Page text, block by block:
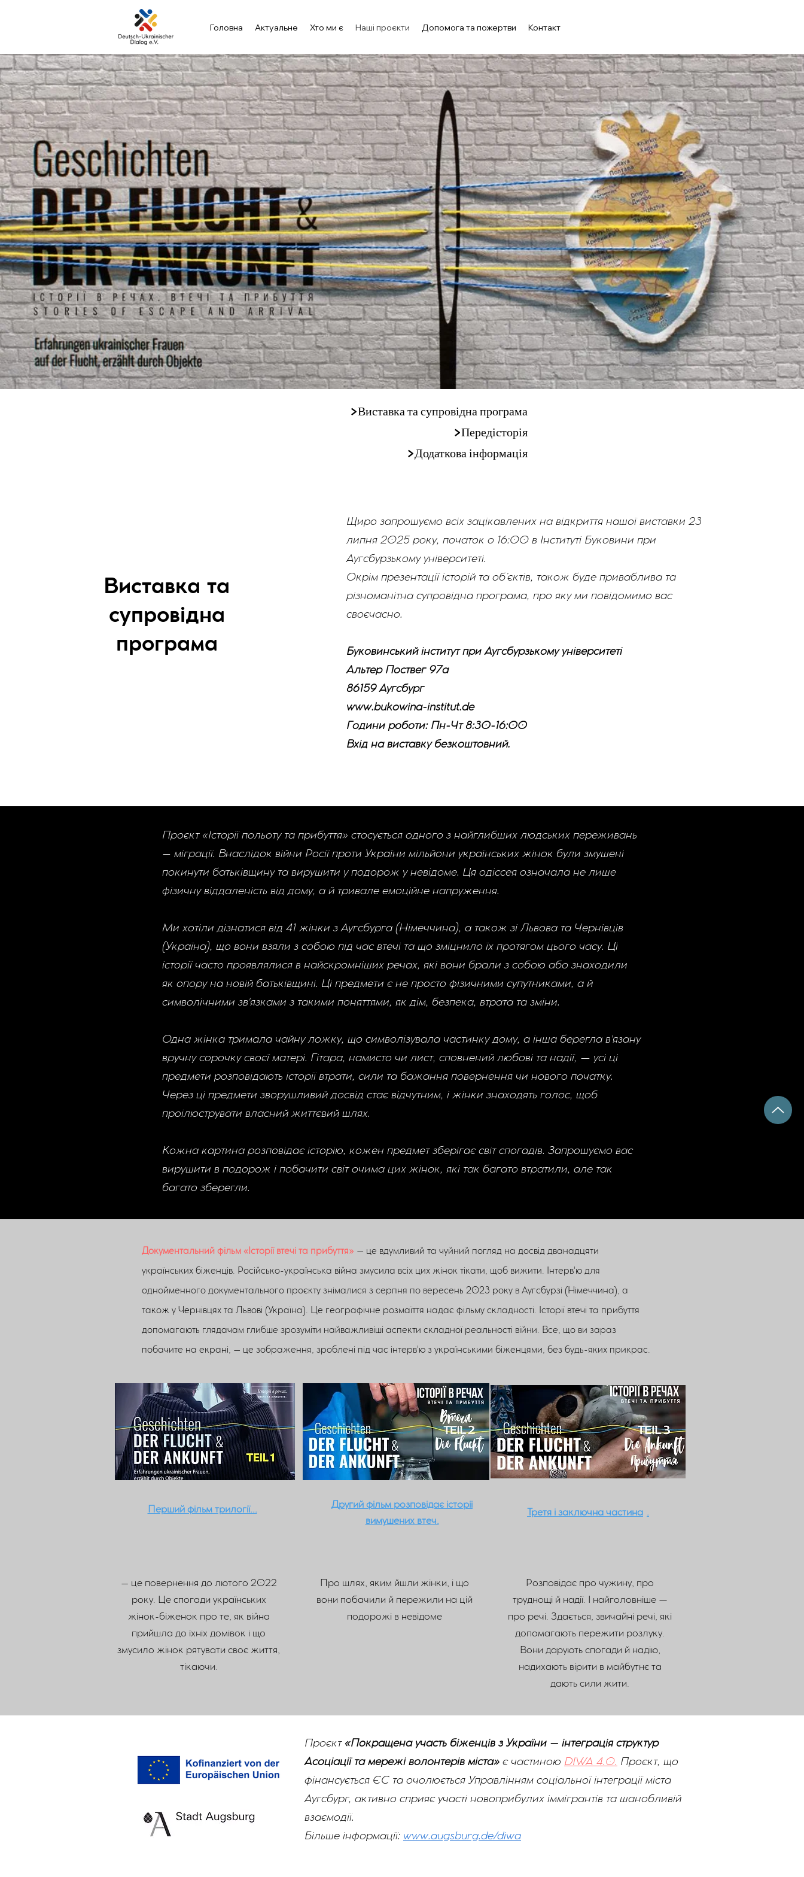
Головна Актуальне Хто ми є Наші проєкти Допомога та пожертви Контакт
>Виставка та супровідна програма
>Передісторія
>Додаткова інформація
Виставка та
супровідна
програма
Щиро запрошуємо всіх зацікавлених на відкриття нашої виставки 23
липня 2025 року, початок о 16:00 в Інституті Буковини при
Аугсбурзькому університеті.
Окрім презентації історій та об’єктів, також буде приваблива та
різноманітна супровідна програма, про яку ми повідомимо вас
своєчасно.
Буковинський інститут при Аугсбурзькому університеті
Альтер Поствег 97a
86159 Аугсбург
www.bukowina-institut.de
Години роботи: Пн-Чт 8:30-16:00
Вхід на виставку безкоштовний.
Проєкт «Історії польоту та прибуття» стосується одного з найглибших людських переживань
– міграції. Внаслідок війни Росії проти України мільйони українських жінок були змушені
покинути батьківщину та вирушити у подорож у невідоме. Ця одіссея означала не лише
фізичну віддаленість від дому, а й тривале емоційне напруження.
Ми хотіли дізнатися від 41 жінки з Аугсбурга (Німеччина), а також зі Львова та Чернівців
(Україна), що вони взяли з собою під час втечі та що зміцнило їх протягом цього часу. Ці
історії часто проявлялися в найскромніших речах, які вони брали з собою або знаходили
як опору на новій батьківщині. Ці предмети є не просто фізичними супутниками, а й
символічними зв'язками з такими поняттями, як дім, безпека, втрата та зміни.
Одна жінка тримала чайну ложку, що символізувала частинку дому, а інша берегла в'язану
вручну сорочку своєї матері. Гітара, намисто чи лист, сповнений любові та надії, — усі ці
предмети розповідають історії втрати, сили та бажання повернення чи нового початку.
Через ці предмети зворушливий досвід стає відчутним, і жінки знаходять голос, щоб
проілюструвати власний життєвий шлях.
Кожна картина розповідає історію, кожен предмет зберігає світ спогадів. Запрошуємо вас
вирушити в подорож і побачити світ очима цих жінок, які так багато втратили, але так
багато зберегли.
Документальний фільм «Історії втечі та прибуття» – це вдумливий та чуйний погляд на досвід дванадцяти
українських біженців. Російсько-українська війна змусила всіх цих жінок тікати, щоб вижити. Інтерв'ю для
однойменного документального проєкту знімалися з серпня по вересень 2023 року в Аугсбурзі (Німеччина), а
також у Чернівцях та Львові (Україна). Це географічне розмаїття надає фільму складності. Історії втечі та прибуття
допомагають глядачам глибше зрозуміти найважливіші аспекти складної реальності війни. Все, що ви зараз
побачите на екрані, – це зображення, зроблені під час інтерв'ю з українськими біженцями, без будь-яких прикрас.
Перший фільм трилогії...
Другий фільм розповідає історії
вимушених втеч.
Третя і заключна частина .
– це повернення до лютого 2022
року. Це спогади українських
жінок-біженок про те, як війна
прийшла до їхніх домівок і що
змусило жінок рятувати своє життя,
тікаючи.
Про шлях, яким йшли жінки, і що
вони побачили й пережили на цій
подорожі в невідоме
Розповідає про чужину, про
труднощі й надії. І найголовніше —
про речі. Здається, звичайні речі, які
допомагають пережити розлуку.
Вони дарують спогади й надію,
надихають вірити в майбутнє та
дають сили жити.
Проєкт «Покращена участь біженців з України – інтеграція структур
Асоціації та мережі волонтерів міста» є частиною DIWA 4.0. Проєкт, що
фінансується ЄС та очолюється Управлінням соціальної інтеграції міста
Аугсбург, активно сприяє участі новоприбулих іммігрантів та шанобливій
взаємодії.
Більше інформації: www.augsburg.de/diwa